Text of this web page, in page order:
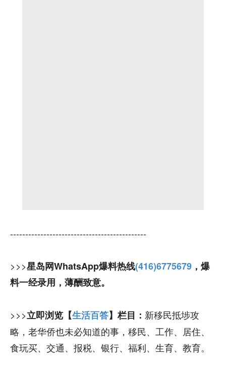
---------------------------------------------
>>>星岛网WhatsApp爆料热线(416)6775679 ，爆
料一经录用，薄酬致意。
>>>立即浏览【生活百答】栏目： 新移民抵埗攻
略，老华侨也未必知道的事，移民、工作、居住、
食玩买、交通、报税、银行、福利、生育、教育。